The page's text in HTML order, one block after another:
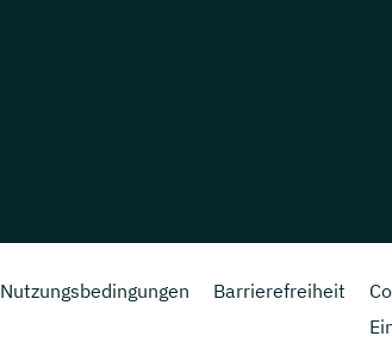
Nutzungsbedingungen Barrierefreiheit